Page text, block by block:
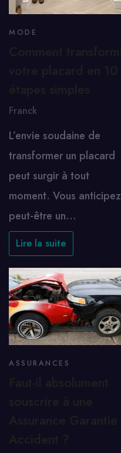
MODE
Franck
L’envie soudaine de
transformer un placard
peut surgir à tout
moment. Vous anticipez
peut-être un…
Lire la suite
ASSURANCES